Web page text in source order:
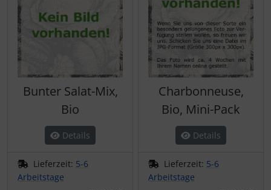
Bunter Salat-Mix,
Bio
Details
Lieferzeit: 5-6
Arbeitstage
Charbonneuse,
Bio, Mini-Pack
Details
Lieferzeit: 5-6
Arbeitstage